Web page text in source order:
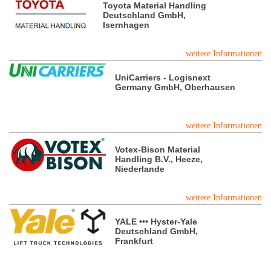
Toyota Material Handling
Deutschland GmbH,
Isernhagen
weitere Informationen
UniCarriers - Logisnext
Germany GmbH, Oberhausen
weitere Informationen
Votex-Bison Material
Handling B.V., Heeze,
Niederlande
weitere Informationen
YALE ••• Hyster-Yale
Deutschland GmbH,
Frankfurt